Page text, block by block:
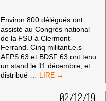
Environ 800 délégués ont
assisté au Congrès national
de la FSU à Clermont-
Ferrand. Cinq militant.e.s
AFPS 63 et BDSF 63 ont tenu
un stand le 11 décembre, et
distribué
STAND